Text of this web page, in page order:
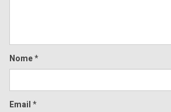
Nome*
Email*